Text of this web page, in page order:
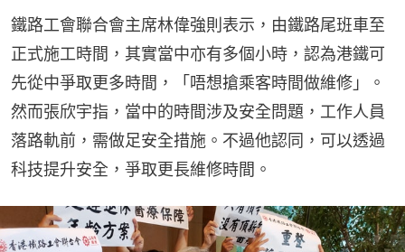
鐵路工會聯合會主席林偉強則表示，由鐵路尾班車至
正式施工時間，其實當中亦有多個小時，認為港鐵可
先從中爭取更多時間，「唔想搶乘客時間做維修」。
然而張欣宇指，當中的時間涉及安全問題，工作人員
落路軌前，需做足安全措施。不過他認同，可以透過
科技提升安全，爭取更長維修時間。